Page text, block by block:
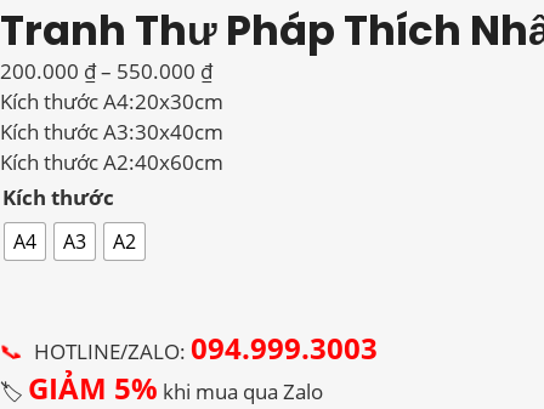
Tranh Thư Pháp Thích
200.000 ₫– 550.000 ₫Khoảng
giá:
từ
200.000 ₫
Kích thước A4:20x30cm
Kích thước A3:30x40cm
Kích thước A2:40x60cm
Kích thước
A4 A3 A2
HOTLINE/ZALO: 094.999.3003
🏷️ GIẢM 5% khi mua qua Zalo